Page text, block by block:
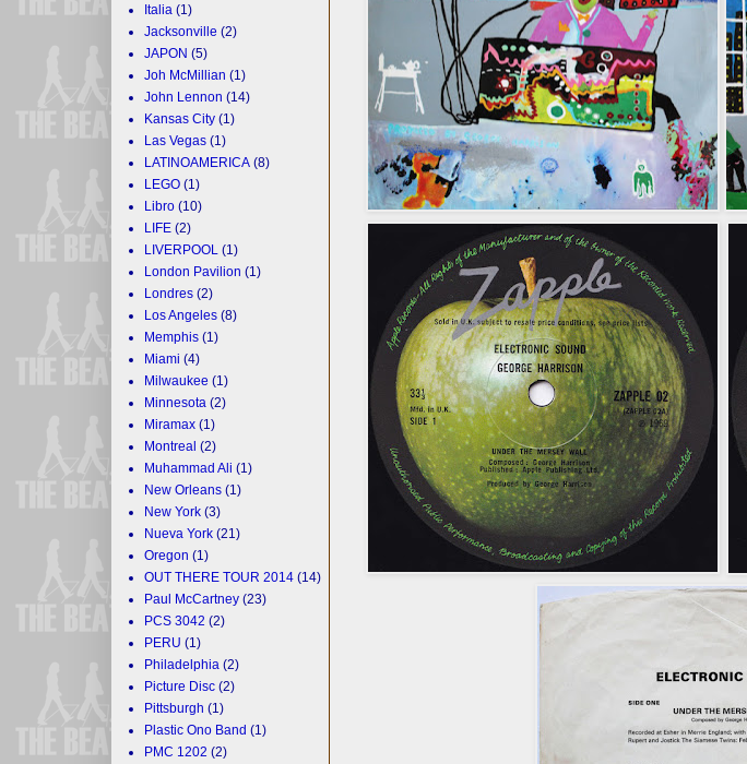
Italia (1)
Jacksonville (2)
JAPON (5)
Joh McMillian (1)
John Lennon (14)
Kansas City (1)
Las Vegas (1)
LATINOAMERICA (8)
LEGO (1)
Libro (10)
LIFE (2)
LIVERPOOL (1)
London Pavilion (1)
Londres (2)
Los Angeles (8)
Memphis (1)
Miami (4)
Milwaukee (1)
Minnesota (2)
Miramax (1)
Montreal (2)
Muhammad Ali (1)
New Orleans (1)
New York (3)
Nueva York (21)
Oregon (1)
OUT THERE TOUR 2014 (14)
Paul McCartney (23)
PCS 3042 (2)
PERU (1)
Philadelphia (2)
Picture Disc (2)
Pittsburgh (1)
Plastic Ono Band (1)
PMC 1202 (2)